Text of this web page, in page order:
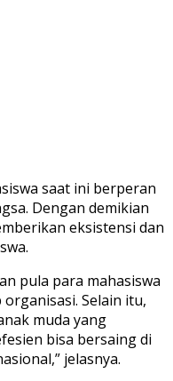
saat ini berperan
Dengan demikian
eksistensi dan
pula para mahasiswa
Selain itu,
muda yang
bisa bersaing di
jelasnya.